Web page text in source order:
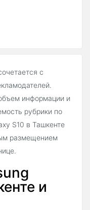
с
информации и
рубрики по
S10 в Ташкенте
размещением
и